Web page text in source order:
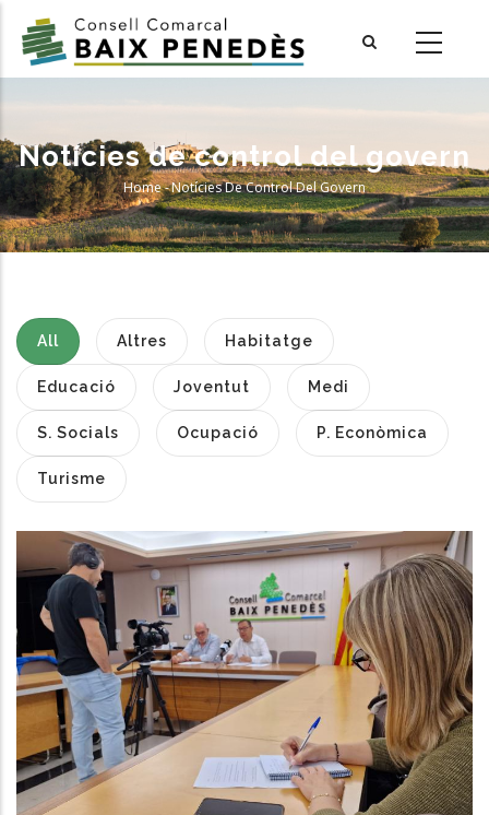
main
Notícies de control del govern
Breadcrumb
Home-Notícies De Control Del Govern
All Altres Habitatge
Educació Joventut Medi
S. Socials Ocupació P. Econòmica
Turisme
Continua La Tendència Positiva
Del Mercat De Treball Al Baix
Penedès Durant El Tercer
Trimestre De 2023
Ocupació